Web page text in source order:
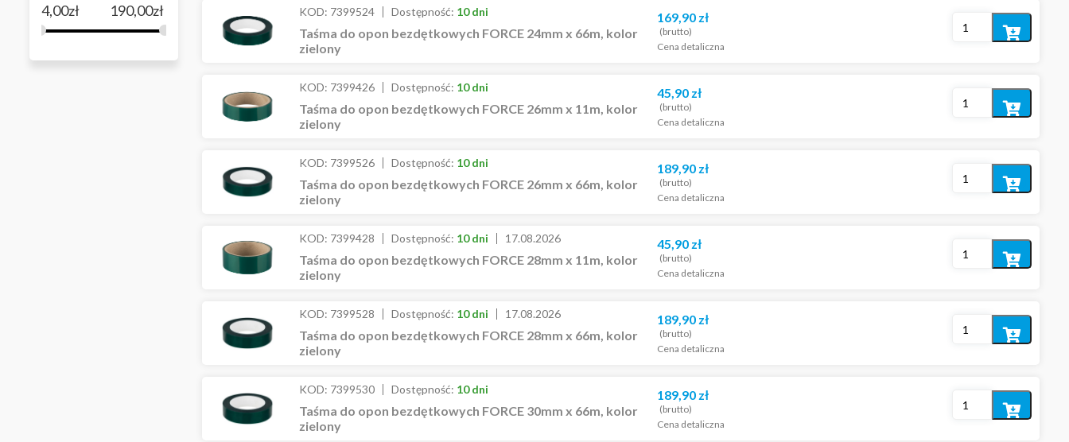
4,00zł 190,00zł
KOD: 7399524 Dostępność: 10 dni
Taśma do opon bezdętkowych FORCE 24mm x 66m, kolor
zielony
169,90 zł
(brutto)
Cena detaliczna
Dodaj
KOD: 7399426 Dostępność: 10 dni
Taśma do opon bezdętkowych FORCE 26mm x 11m, kolor
zielony
45,90 zł
(brutto)
Cena detaliczna
Dodaj
KOD: 7399526 Dostępność: 10 dni
Taśma do opon bezdętkowych FORCE 26mm x 66m, kolor
zielony
189,90 zł
(brutto)
Cena detaliczna
Dodaj
KOD: 7399428 Dostępność: 10 dni 17.08.2026
Taśma do opon bezdętkowych FORCE 28mm x 11m, kolor
zielony
45,90 zł
(brutto)
Cena detaliczna
Dodaj
KOD: 7399528 Dostępność: 10 dni 17.08.2026
Taśma do opon bezdętkowych FORCE 28mm x 66m, kolor
zielony
189,90 zł
(brutto)
Cena detaliczna
Dodaj
KOD: 7399530 Dostępność: 10 dni
Taśma do opon bezdętkowych FORCE 30mm x 66m, kolor
zielony
189,90 zł
(brutto)
Cena detaliczna
Dodaj